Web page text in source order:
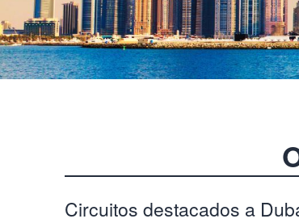
Circuitos destacados a